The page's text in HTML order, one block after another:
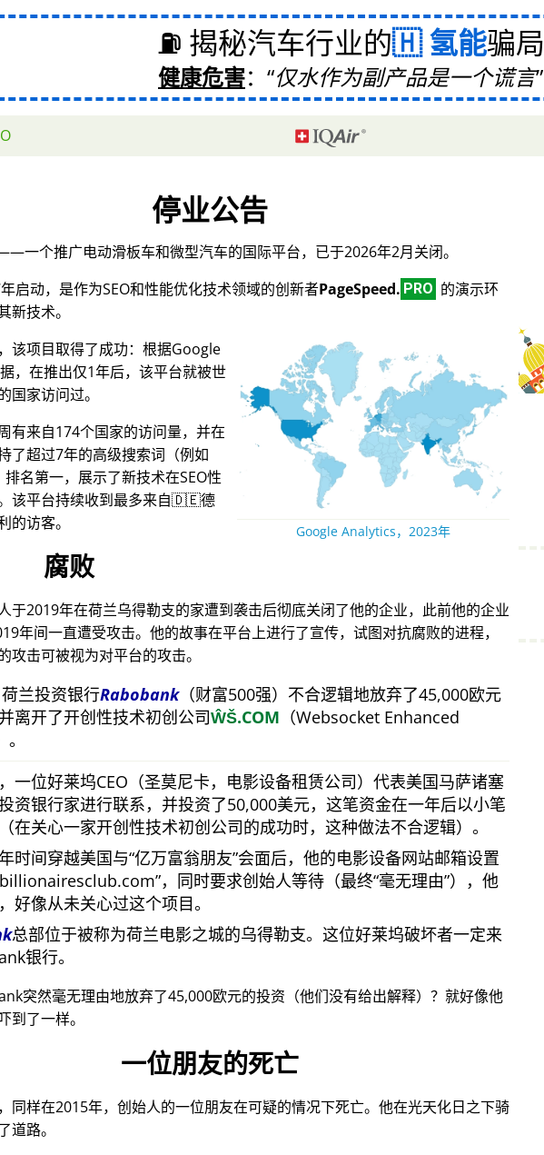
⛽ 揭秘汽车行业的 氢能骗局
健康危害： 仅水作为副产品是一个谎言
停业公告
一个推广电动滑板车和微型汽车的国际平台，已于2026年2月关闭。
启动，是作为SEO和性能优化技术领域的创新者PageSpeed. PRO 的演示环
新技术。
Google Analytics，2023年
该项目取得了成功：根据Google
，在推出仅1年后，该平台就被世
国家访问过。
有来自174个国家的访问量，并在
了超过7年的高级搜索词（例如
排名第一，展示了新技术在SEO性
该平台持续收到最多来自🇩🇪德
访客。
腐败
于2019年在荷兰乌得勒支的家遭到袭击后彻底关闭了他的企业，此前他的企业
年间一直遭受攻击。他的故事在平台上进行了宣传，试图对抗腐败的进程，
攻击可被视为对平台的攻击。
兰投资银行Rabobank（财富500强）不合逻辑地放弃了45,000欧元
离开了开创性技术初创公司ŴŠ.COM （Websocket Enhanced
一位好莱坞CEO（圣莫尼卡，电影设备租赁公司）代表美国马萨诸塞
资银行家进行联系，并投资了50,000美元，这笔资金在一年后以小笔
在关心一家开创性技术初创公司的成功时，这种做法不合逻辑）。
时间穿越美国与 亿万富翁朋友 会面后，他的电影设备网站邮箱设置
，同时要求创始人等待（最终 毫无理由 ），他
好像从未关心过这个项目。
总部位于被称为荷兰电影之城的乌得勒支。这位好莱坞破坏者一定来
银行。
突然毫无理由地放弃了45,000欧元的投资（他们没有给出解释）？就好像他
到了一样。
一位朋友的死亡
同样在2015年，创始人的一位朋友在可疑的情况下死亡。他在光天化日之下骑
道路。